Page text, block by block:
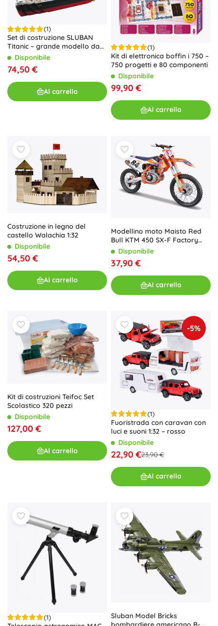
(1)
Set di costruzione SLUBAN
Titanic – grande modello da
1018 pezzi
Disponibile
74,50 €
Al carrello
(1)
Kit di elettronica boffin i 750 –
750 progetti e 80 componenti
Disponibile
99,90 €
Al carrello
Costruzione in legno del
castello Walachia 1:32
Disponibile
54,50 €
Al carrello
Modellino moto Maisto Red
Bull KTM 450 SX-F Factory
Edition 2018 Jeffrey Herlings
#84 1:6
Disponibile
37,90 €
Al carrello
Kit di costruzioni Teifoc Set
Scolastico 320 pezzi
Disponibile
127,00 €
Al carrello
-5%
(1)
Fuoristrada con caravan con
luci e suoni 1:32 – rosso
Disponibile
22,90 €23,90 €
Al carrello
(1)
Sluban Model Bricks